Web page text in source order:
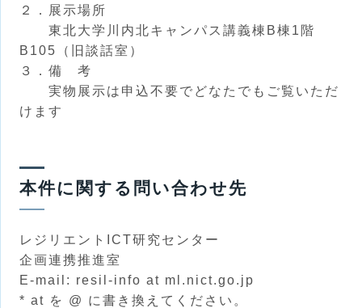
２．展示場所
東北大学川内北キャンパス講義棟B棟1階
B105（旧談話室）
３．備 考
実物展示は申込不要でどなたでもご覧いただ
けます
本件に関する問い合わせ先
レジリエントICT研究センター
企画連携推進室
E-mail: resil-info at ml.nict.go.jp
* at を @ に書き換えてください。